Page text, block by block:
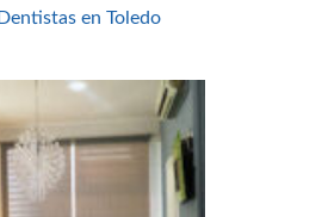
en Toledo